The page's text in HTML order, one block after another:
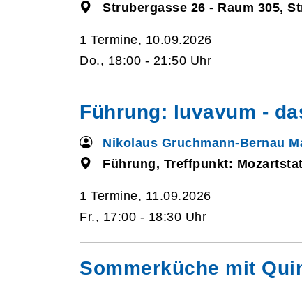
Strubergasse 26 - Raum 305,
1 Termine, 10.09.2026
Do., 18:00 - 21:50 Uhr
Führung: luvavum -
Nikolaus Gruchmann-Bernau
Führung, Treffpunkt:
1 Termine, 11.09.2026
Fr., 17:00 - 18:30 Uhr
Sommerküche mit